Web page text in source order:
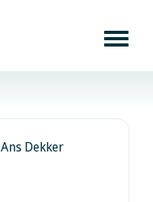
Ans Dekker